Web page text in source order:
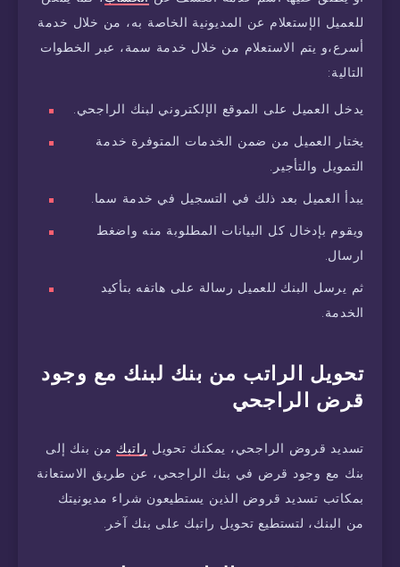
للعميل الإستعلام عن المديونية الخاصة به، من خلال خدمة
أسرع،و يتم الاستعلام من خلال خدمة سمة، عبر الخطوات
التالية:
يدخل العميل على الموقع الإلكتروني لبنك الراجحي.
يختار العميل من ضمن الخدمات المتوفرة خدمة
التمويل والتأجير.
يبدأ العميل بعد ذلك في التسجيل في خدمة سما.
ويقوم بإدخال كل البيانات المطلوبة منه واضغط
ارسال.
ثم يرسل البنك للعميل رسالة على هاتفه بتأكيد
الخدمة.
تحويل الراتب من بنك لبنك مع وجود
قرض الراجحي
تسديد قروض الراجحي، يمكنك تحويل راتبك من بنك إلى
بنك مع وجود قرض في بنك الراجحي، عن طريق الاستعانة
بمكاتب تسديد قروض الذين يستطيعون شراء مديونيتك
من البنك، لتستطيع تحويل راتبك على بنك آخر.